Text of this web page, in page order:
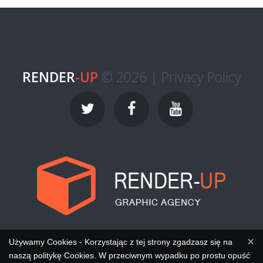
RENDER-UP © 2026 | Privacy Policy
×
Używamy Cookies - Korzystając z tej strony zgadzasz się na
naszą politykę Cookies. W przeciwnym wypadku po prostu opuść